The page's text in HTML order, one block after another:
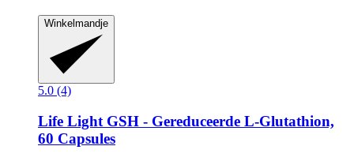
Winkelmandje
5.0 (4)
Life Light GSH -​ Gereduceerde L-​Glutathion,
60 Capsules